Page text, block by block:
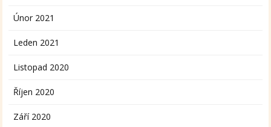
Únor 2021
Leden 2021
Listopad 2020
Říjen 2020
Září 2020